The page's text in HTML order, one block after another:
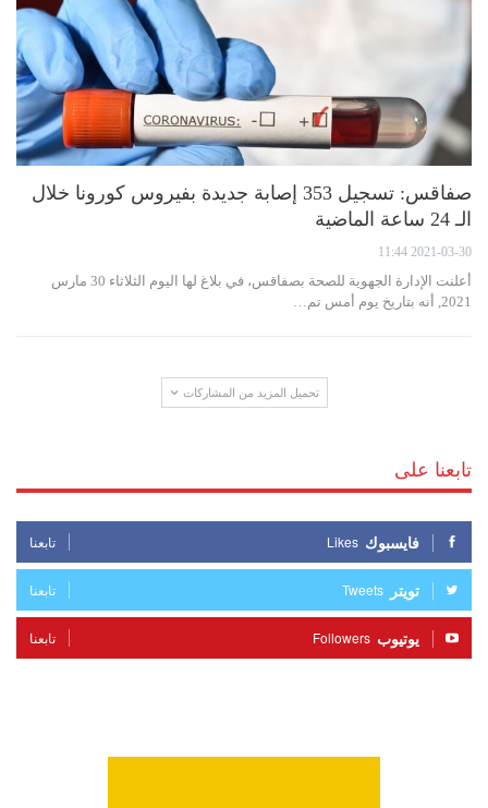
صفاقس: تسجيل 353 إصابة جديدة بفيروس كورونا خلال
الـ 24 ساعة الماضية
2021-03-30 11:44
أعلنت الإدارة الجهوية للصحة بصفاقس، في بلاغ لها اليوم الثلاثاء 30 مارس
2021, أنه بتاريخ يوم أمس تم…
تحميل المزيد من المشاركات
تابعنا على
فايسبوك Likes تابعنا
تويتر Tweets تابعنا
يوتيوب Followers تابعنا